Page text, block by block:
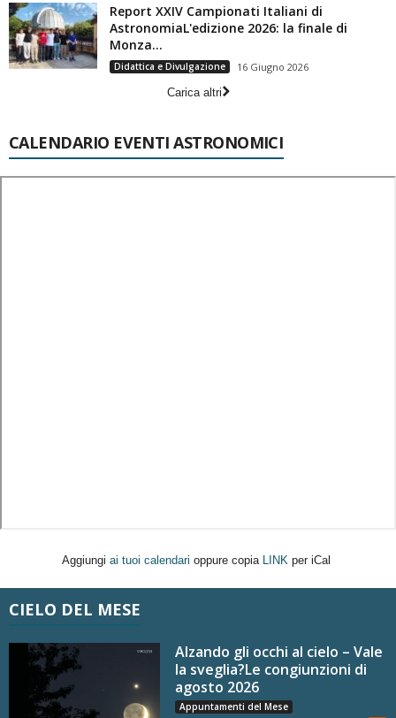
Report XXIV Campionati Italiani di
AstronomiaL'edizione 2026: la finale di
Monza...
Didattica e Divulgazione
16 Giugno 2026
Carica altri
CALENDARIO EVENTI ASTRONOMICI
Aggiungi ai tuoi calendari oppure copia LINK per iCal
CIELO DEL MESE
Alzando gli occhi al cielo – Vale
la sveglia?Le congiunzioni di
agosto 2026
Appuntamenti del Mese